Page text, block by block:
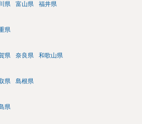
県 富山県 福井県
県
県 奈良県 和歌山県
県 島根県
県